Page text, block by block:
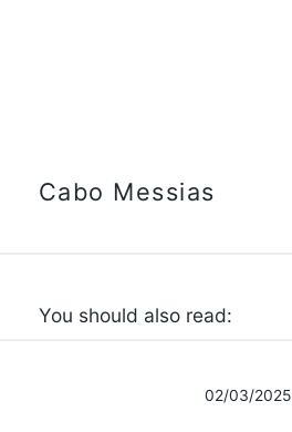
Cabo Messias
You should also read:
02/03/2025